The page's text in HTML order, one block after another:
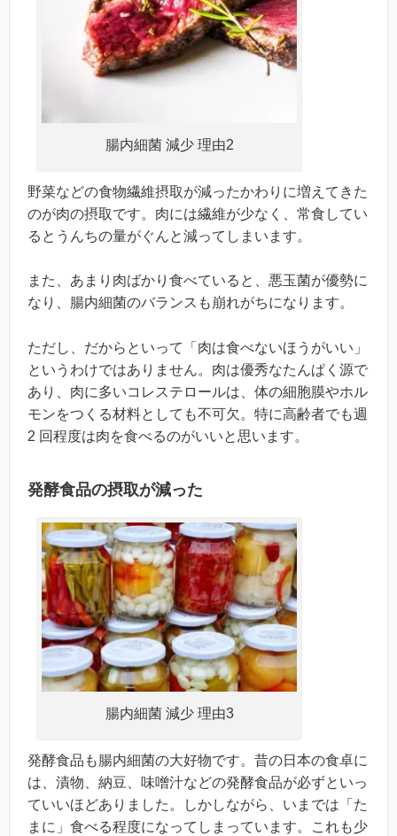
腸内細菌 減少 理由2
野菜などの食物繊維摂取が減ったかわりに増えてきた
のが肉の摂取です。肉には繊維が少なく、常食してい
るとうんちの量がぐんと減ってしまいます。
また、あまり肉ばかり食べていると、悪玉菌が優勢に
なり、腸内細菌のバランスも崩れがちになります。
ただし、だからといって「肉は食べないほうがいい」
というわけではありません。肉は優秀なたんぱく源で
あり、肉に多いコレステロールは、体の細胞膜やホル
モンをつくる材料としても不可欠。特に高齢者でも週
2 回程度は肉を食べるのがいいと思います。
発酵食品の摂取が減った
腸内細菌 減少 理由3
発酵食品も腸内細菌の大好物です。昔の日本の食卓に
は、漬物、納豆、味噌汁などの発酵食品が必ずといっ
ていいほどありました。しかしながら、いまでは「た
まに」食べる程度になってしまっています。これも少